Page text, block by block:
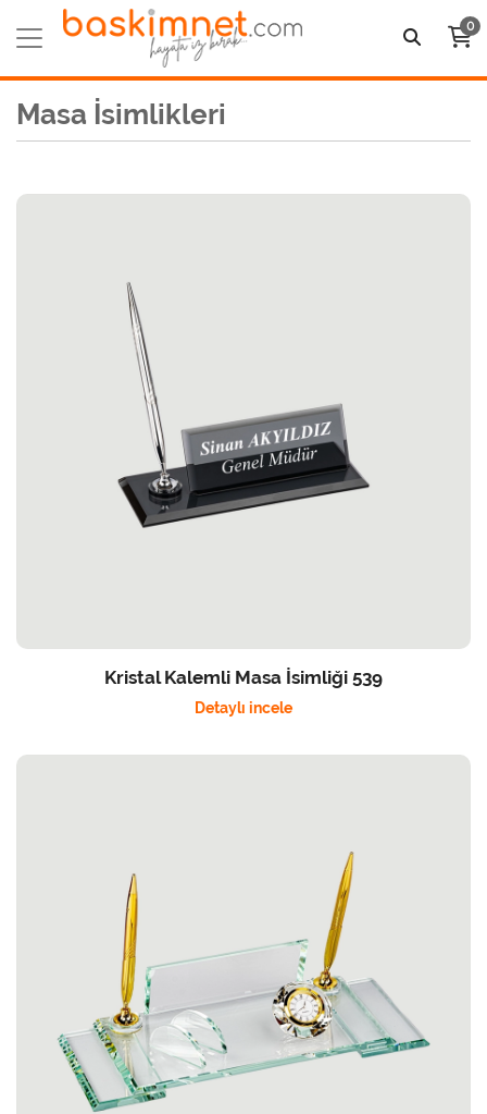
0
Masa İsimlikleri
Kristal Kalemli Masa İsimliği 539
Detaylı incele
Detaylı incele Kristal Kalemli Masa İsimliği 539
Detaylı incele Kristal Masa İsimliği 505